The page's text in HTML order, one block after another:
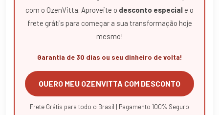
com o OzenVitta. Aproveite o desconto especiale o
frete grátis para começar a sua transformação hoje
mesmo!
Garantia de 30 dias ou seu dinheiro de volta!
QUERO MEU OZENVITTA COM DESCONTO
Frete Grátis para todo o Brasil | Pagamento 100% Seguro